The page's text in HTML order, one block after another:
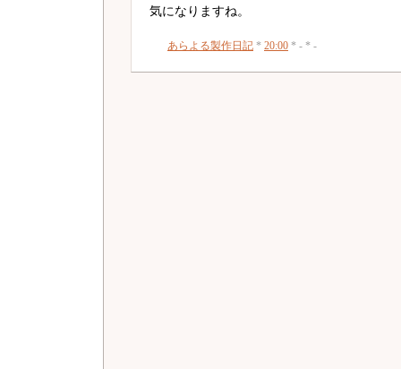
気になりますね。
あらよる製作日記 * 20:00 * - * -